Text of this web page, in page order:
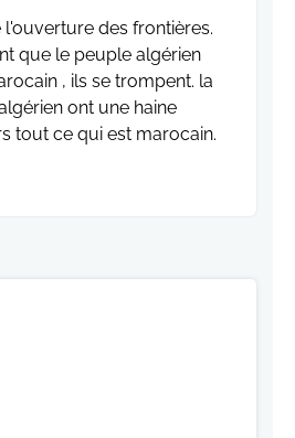
des frontières.
que le peuple algérien
, ils se trompent. la
ont une haine
tout ce qui est marocain.